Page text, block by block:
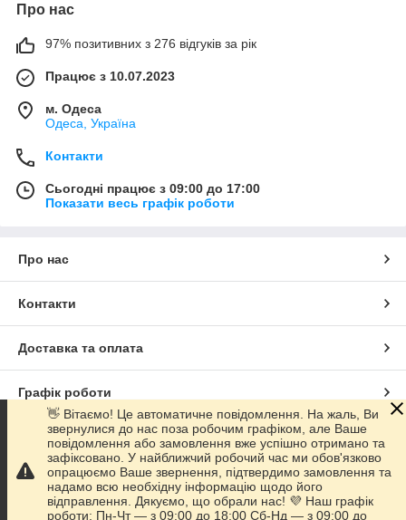
Про нас
97% позитивних з 276 відгуків за рік
Працює з 10.07.2023
м. Одеса
Одеса, Україна
Контакти
Сьогодні працює з 09:00 до 17:00
Показати весь графік роботи
Про нас
Контакти
Доставка та оплата
Графік роботи
Повна версія сайту
Сайт створено на маркетплейсі Prom.ua
👋 Вітаємо! Це автоматичне повідомлення. На жаль, Ви
звернулися до нас поза робочим графіком, але Ваше
повідомлення або замовлення вже успішно отримано та
зафіксовано. У найближчий робочий час ми обов'язково
опрацюємо Ваше звернення, підтвердимо замовлення та
надамо всю необхідну інформацію щодо його
відправлення. Дякуємо, що обрали нас! 💜 Наш графік
роботи: Пн-Чт — з 09:00 до 18:00 Сб-Нд — з 09:00 до